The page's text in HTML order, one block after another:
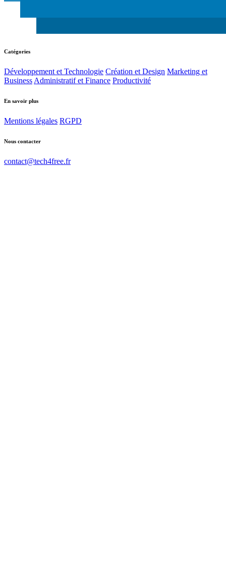
Catégories
Développement et Technologie Création et Design Marketing et
Business Administratif et Finance Productivité
En savoir plus
Mentions légales RGPD
Nous contacter
contact@tech4free.fr